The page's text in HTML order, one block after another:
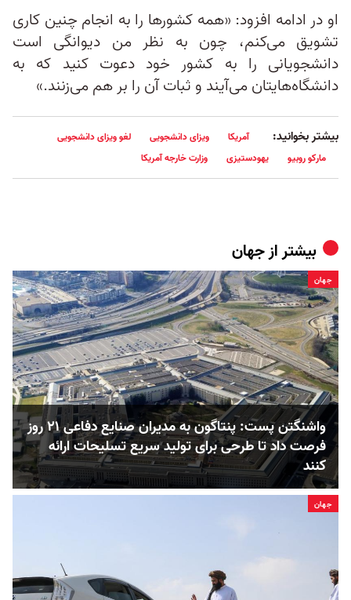
او در ادامه افزود: «همه کشورها را به انجام چنین کاری
تشویق می‌کنم، چون به‌ نظر من دیوانگی است
دانشجویانی را به کشور خود دعوت کنید که به
دانشگاه‌هایتان می‌آیند و ثبات آن را بر هم می‌زنند.»
بیشتر بخوانید: آمریکا ویزای دانشجویی
لغو ویزای دانشجویی
مارکو روبیو
یهودستیزی وزارت خارجه آمریکا
بیشتر ازجهان
جهان
واشنگتن پست: پنتاگون به مدیران صنایع دفاعی ۲۱ روز
فرصت داد تا طرحی برای تولید سریع تسلیحات ارائه
کنند
جهان